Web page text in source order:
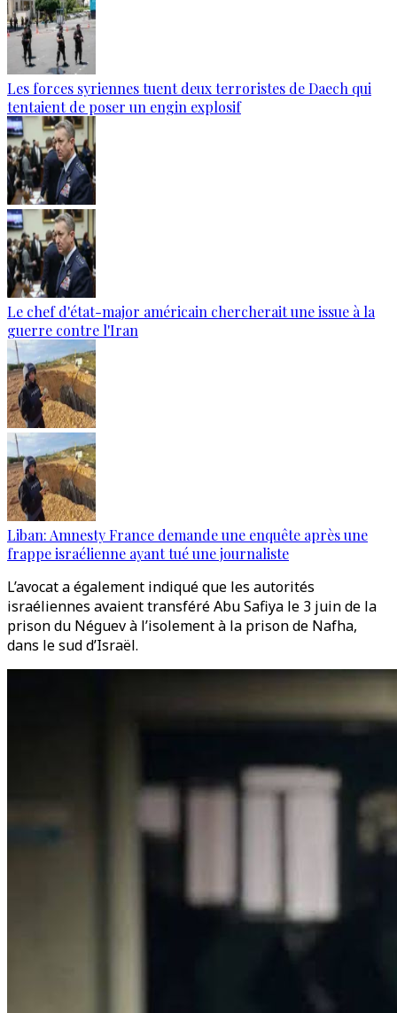
Les forces syriennes tuent deux terroristes de Daech qui
tentaient de poser un engin explosif
Le chef d'état-major américain chercherait une issue à la
guerre contre l'Iran
Liban: Amnesty France demande une enquête après une
frappe israélienne ayant tué une journaliste
L’avocat a également indiqué que les autorités
israéliennes avaient transféré Abu Safiya le 3 juin de la
prison du Néguev à l’isolement à la prison de Nafha,
dans le sud d’Israël.